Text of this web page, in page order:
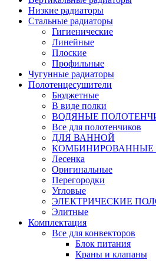
Низкие радиаторы
Стальные радиаторы
Гигиенические
Линейные
Плоские
Профильные
Чугунные радиаторы
Полотенцесушители
Бюджетные
В виде полки
ВОДЯНЫЕ
Все для полотенчиков
ДЛЯ ВАННОЙ
КОМБИНИРОВАННЫЕ
Лесенка
Оригинальные
Перегородки
Угловые
ЭЛЕКТРИЧЕСКИЕ
Элитные
Комплектация
Все для конвекторов
Блок питания
Краны и клапаны